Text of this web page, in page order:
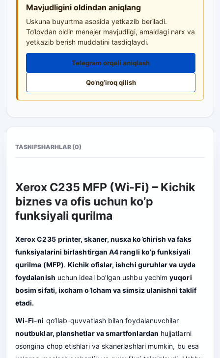
Mavjudligini oldindan aniqlang
Uskuna buyurtma asosida yetkazib beriladi.
To‘lovdan oldin menejer mavjudligi, amaldagi narx va
yetkazib berish muddatini tasdiqlaydi.
Telegram orqali aniqlash
Qo‘ng‘iroq qilish
TASNIFSHARHLAR (0)
Xerox C235 MFP (Wi-Fi) – Kichik
biznes va ofis uchun ko’p
funksiyali qurilma
Xerox C235 printer, skaner, nusxa ko’chirish va faks
funksiyalarini birlashtirgan A4 rangli ko’p funksiyali
qurilma (MFP).Kichik ofislar, ishchi guruhlar va uyda
foydalanish uchun ideal bo’lgan ushbu yechimyuqori
bosim sifati, ixcham o’lcham va simsiz ulanishni taklif
etadi.
Wi-Fi-ni qo’llab-quvvatlash bilan foydalanuvchilar
noutbuklar, planshetlar va smartfonlardan hujjatlarni
osongina chop etishlari va skanerlashlari mumkin, bu esa